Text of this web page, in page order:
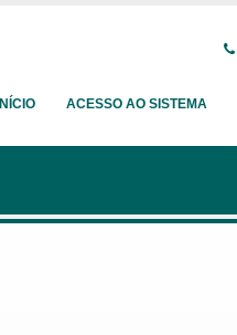
INÍCIO ACESSO AO SISTEMA